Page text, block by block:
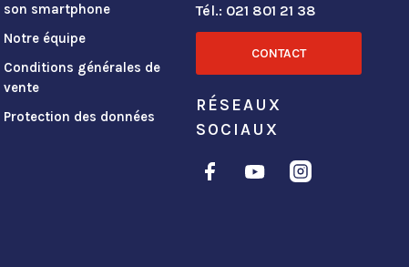
son smartphone
Notre équipe
Conditions générales de
vente
Protection des données
Tél.: 021 801 21 38
CONTACT
RÉSEAUX
SOCIAUX